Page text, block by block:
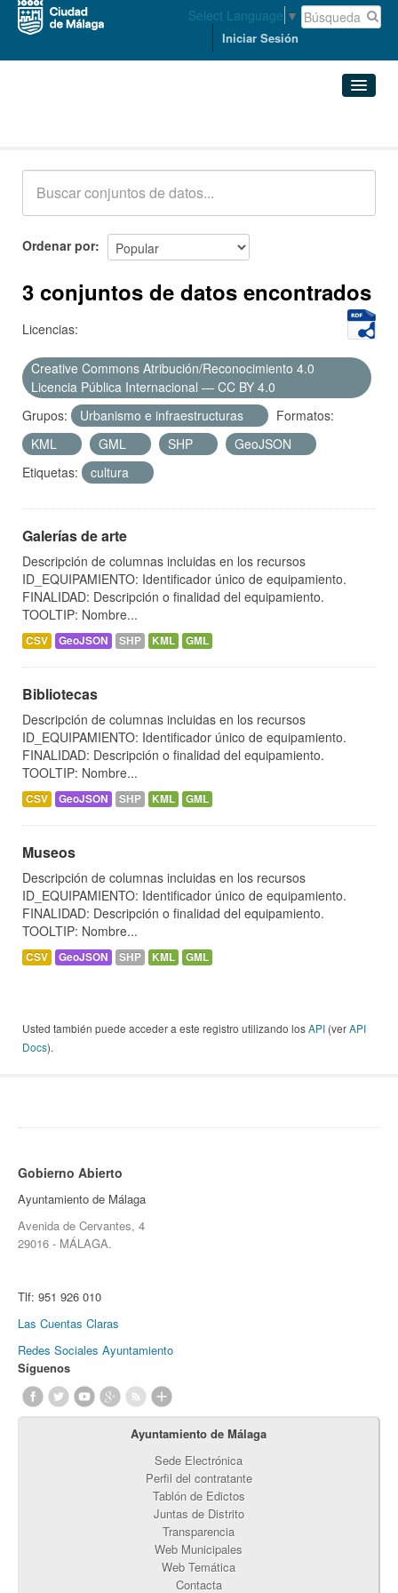
Select Language ▼
Iniciar Sesión
Acerca de
Ordenar por
3 conjuntos de datos encontrados
Licencias:
Creative Commons Atribución/Reconocimiento 4.0
Licencia Pública Internacional — CC BY 4.0
Grupos:
Urbanismo e infraestructuras
Formatos:
KML
GML SHP
GeoJSON
Etiquetas:
cultura
Galerías de arte
Descripción de columnas incluidas en los recursos
ID_EQUIPAMIENTO: Identificador único de equipamiento.
FINALIDAD: Descripción o finalidad del equipamiento.
TOOLTIP: Nombre...
CSV GeoJSON SHP KML GML
Bibliotecas
Descripción de columnas incluidas en los recursos
ID_EQUIPAMIENTO: Identificador único de equipamiento.
FINALIDAD: Descripción o finalidad del equipamiento.
TOOLTIP: Nombre...
CSV GeoJSON SHP KML GML
Museos
Descripción de columnas incluidas en los recursos
ID_EQUIPAMIENTO: Identificador único de equipamiento.
FINALIDAD: Descripción o finalidad del equipamiento.
TOOLTIP: Nombre...
CSV GeoJSON SHP KML GML
Usted también puede acceder a este registro utilizando losAPI (verAPI
Docs).
Gobierno Abierto
Ayuntamiento de Málaga
Avenida de Cervantes, 4
29016 - MÁLAGA.
Tlf: 951 926 010
Las Cuentas Claras
Redes Sociales Ayuntamiento
Síguenos
Ayuntamiento de Málaga
Sede Electrónica
Perfil del contratante
Tablón de Edictos
Juntas de Distrito
Transparencia
Web Municipales
Web Temática
Contacta